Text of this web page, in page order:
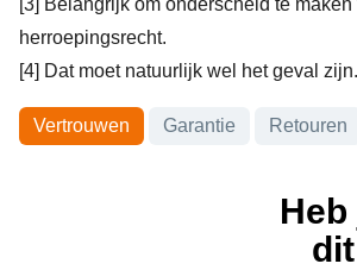
[3] Belangrijk om onderscheid te
herroepingsrecht.
[4] Dat moet natuurlijk wel het geval
Onderwerpen
Vertrouwen Garantie Retouren